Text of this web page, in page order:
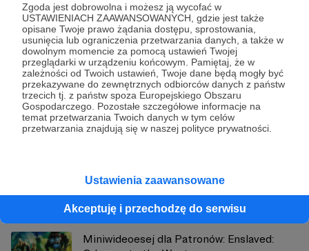
Zgoda jest dobrowolna i możesz ją wycofać w
USTAWIENIACH ZAAWANSOWANYCH, gdzie jest także
opisane Twoje prawo żądania dostępu, sprostowania,
usunięcia lub ograniczenia przetwarzania danych, a także w
dowolnym momencie za pomocą ustawień Twojej
przeglądarki w urządzeniu końcowym. Pamiętaj, że w
zależności od Twoich ustawień, Twoje dane będą mogły być
przekazywane do zewnętrznych odbiorców danych z państw
trzecich tj. z państw spoza Europejskiego Obszaru
Gospodarczego. Pozostałe szczegółowe informacje na
temat przetwarzania Twoich danych w tym celów
przetwarzania znajdują się w naszej polityce prywatności.
Ustawienia zaawansowane
Akceptuję i przechodzę do serwisu
Mistycyzm Popkulturowy
Zobacz profil autora
Nowy rodzaj strachu | Amnesia: The
Bunker, Obcy: Izolacja, Gloomwood
Miniwideoesej dla Patronów: Enslaved: